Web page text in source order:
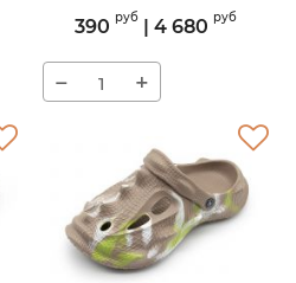
2557H
390 руб | 4 680 руб
− +